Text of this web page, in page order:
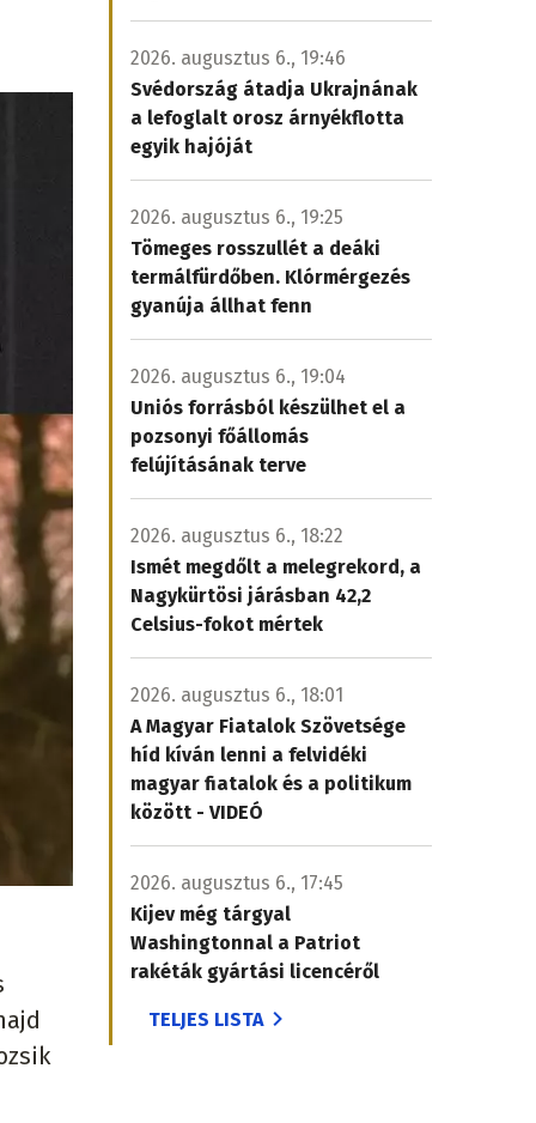
2026. augusztus 6., 19:46
Svédország átadja Ukrajnának
a lefoglalt orosz árnyékflotta
egyik hajóját
2026. augusztus 6., 19:25
Tömeges rosszullét a deáki
termálfürdőben. Klórmérgezés
gyanúja állhat fenn
2026. augusztus 6., 19:04
Uniós forrásból készülhet el a
pozsonyi főállomás
felújításának terve
2026. augusztus 6., 18:22
Ismét megdőlt a melegrekord, a
Nagykürtösi járásban 42,2
Celsius-fokot mértek
2026. augusztus 6., 18:01
A Magyar Fiatalok Szövetsége
híd kíván lenni a felvidéki
magyar fiatalok és a politikum
között - VIDEÓ
2026. augusztus 6., 17:45
Kijev még tárgyal
Washingtonnal a Patriot
rakéták gyártási licencéről
TELJES LISTA